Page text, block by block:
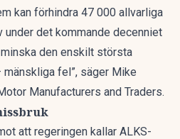
kan förhindra 47 000 allvarliga
under det kommande decenniet
den enskilt största
fel”, säger Mike
Manufacturers and Traders.
att regeringen kallar ALKS-